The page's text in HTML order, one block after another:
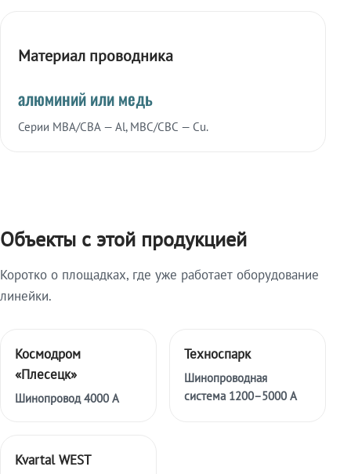
Материал проводника
алюминий или медь
Серии МВА/СВА — Al, МВС/СВС — Cu.
Объекты с этой продукцией
Коротко о площадках, где уже работает оборудование
линейки.
Космодром
«Плесецк»
Шинопровод 4000 А
Техноспарк
Шинопроводная
система 1200–5000 А
Kvartal WEST